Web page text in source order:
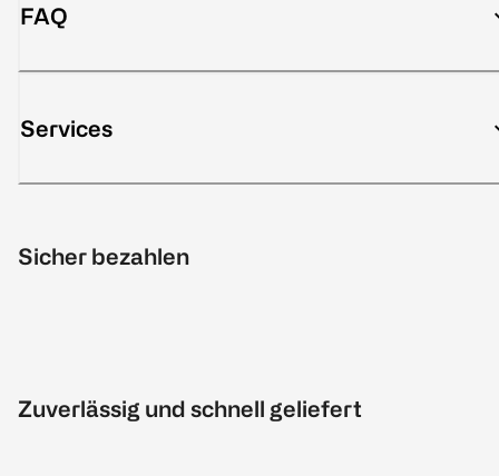
FAQ
Services
Sicher bezahlen
Zuverlässig und schnell geliefert